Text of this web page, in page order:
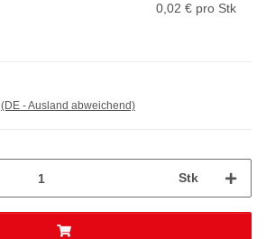
0,02 € pro Stk
(DE - Ausland abweichend)
Stk